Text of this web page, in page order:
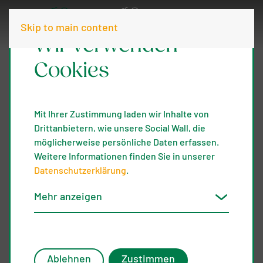
Skip to main content
Wir verwenden
Cookies
Mit Ihrer Zustimmung laden wir Inhalte von
Drittanbietern, wie unsere Social Wall, die
möglicherweise persönliche Daten erfassen.
Weitere Informationen finden Sie in unserer
Datenschutzerklärung.
Mehr anzeigen
Ablehnen Zustimmen